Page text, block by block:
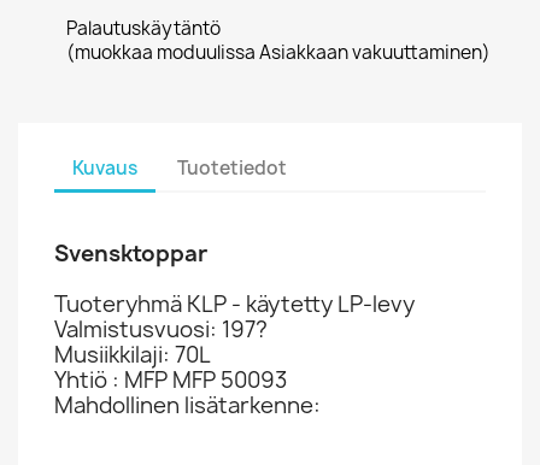
Palautuskäytäntö
(muokkaa moduulissa Asiakkaan vakuuttaminen)
Kuvaus Tuotetiedot
Svensktoppar
Tuoteryhmä KLP - käytetty LP-levy
Valmistusvuosi: 197?
Musiikkilaji: 70L
Yhtiö : MFP MFP 50093
Mahdollinen lisätarkenne: